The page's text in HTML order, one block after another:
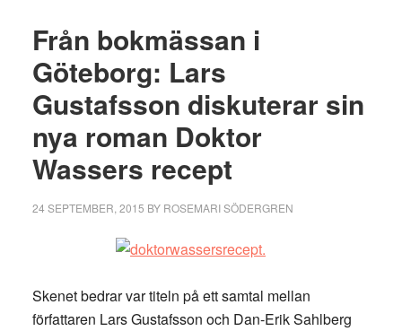
Från bokmässan i
Göteborg: Lars
Gustafsson diskuterar sin
nya roman Doktor
Wassers recept
24 SEPTEMBER, 2015 BY ROSEMARI SÖDERGREN
Skenet bedrar var titeln på ett samtal mellan
författaren Lars Gustafsson och Dan-Erik Sahlberg